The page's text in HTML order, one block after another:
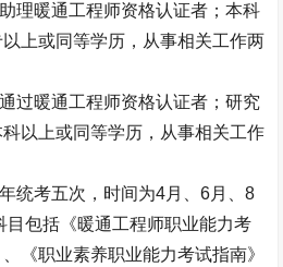
理暖通工程师资格认证者；本科
上或同等学历，从事相关工作两
过暖通工程师资格认证者；研究
以上或同等学历，从事相关工作
统考五次，时间为4月、6月、8
目包括《暖通工程师职业能力考
《职业素养职业能力考试指南》